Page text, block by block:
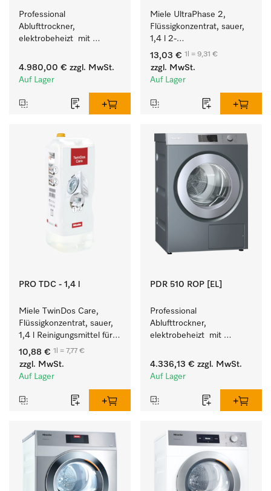
Professional
Ablufttrockner,
elektrobeheizt  mit
Steuerung M Touch Pro
für höchste Flexibilität.
4.980,00 € zzgl. MwSt.
Auf Lager
Miele UltraPhase 2,
Flüssigkonzentrat, sauer,
1,4 l 2-
Komponentenwaschmittel
für Buntes, Weißes und
Feines.
13,03 € 1l = 9,31 €
zzgl. MwSt.
Auf Lager
PRO TDC - 1,4 l
Miele TwinDos Care,
Flüssigkonzentrat, sauer,
1,4 l Reinigungsmittel für
das TwinDos-
Dosiersystem.
10,88 € 1l = 7,77 €
zzgl. MwSt.
Auf Lager
PDR 510 ROP [EL]
Professional
Ablufttrockner,
elektrobeheizt  mit
Select ROP für perfekte
Trockenergebnisse.
4.336,13 € zzgl. MwSt.
Auf Lager